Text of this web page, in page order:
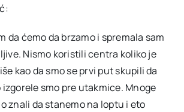
da ćemo da brzamo i spremala sam
Nismo koristili centra koliko je
kao da smo se prvi put skupili da
izgorele smo pre utakmice. Mnoge
znali da stanemo na loptu i eto